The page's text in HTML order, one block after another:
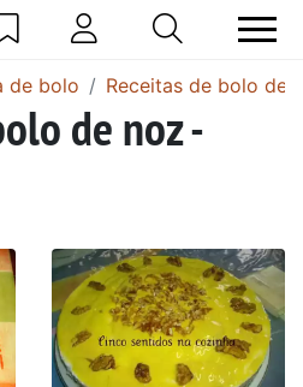
de bolo Receitas de bolo de
de noz -